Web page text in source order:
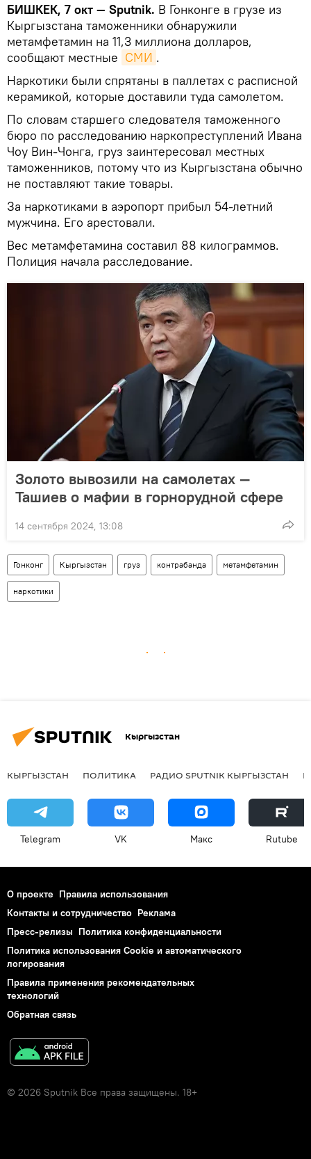
БИШКЕК, 7 окт — Sputnik. В Гонконге в грузе из
Кыргызстана таможенники обнаружили
метамфетамин на 11,3 миллиона долларов,
сообщают местные СМИ .
Наркотики были спрятаны в паллетах с расписной
керамикой, которые доставили туда самолетом.
По словам старшего следователя таможенного
бюро по расследованию наркопреступлений Ивана
Чоу Вин-Чонга, груз заинтересовал местных
таможенников, потому что из Кыргызстана обычно
не поставляют такие товары.
За наркотиками в аэропорт прибыл 54-летний
мужчина. Его арестовали.
Вес метамфетамина составил 88 килограммов.
Полиция начала расследование.
Золото вывозили на самолетах —
Ташиев о мафии в горнорудной сфере
14 сентября 2024, 13:08
Гонконг Кыргызстан груз контрабанда метамфетамин
наркотики
Кыргызстан
КЫРГЫЗСТАН ПОЛИТИКА РАДИО SPUTNIK КЫРГЫЗСТАН
Telegram VK Макс Rutube
О проекте Правила использования
Контакты и сотрудничество Реклама
Пресс-релизы Политика конфиденциальности
Политика использования Cookie и автоматического
логирования
Правила применения рекомендательных
технологий
Обратная связь
© 2026 Sputnik Все права защищены. 18+